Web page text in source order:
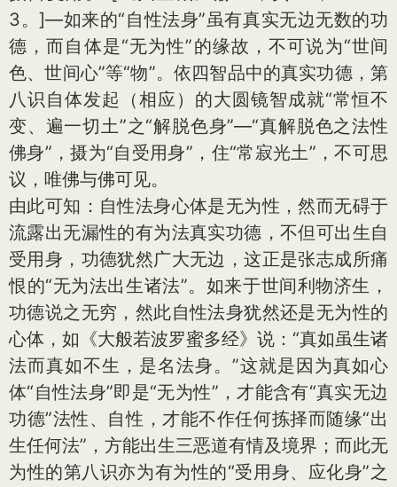
3。]—如来的“自性法身”虽有真实无边无数的功
德，而自体是“无为性”的缘故，不可说为“世间
色、世间心”等“物”。依四智品中的真实功德，第
八识自体发起（相应）的大圆镜智成就“常恒不
变、遍一切土”之“解脱色身”—“真解脱色之法性
佛身”，摄为“自受用身”，住“常寂光土”，不可思
议，唯佛与佛可见。
由此可知：自性法身心体是无为性，然而无碍于
流露出无漏性的有为法真实功德，不但可出生自
受用身，功德犹然广大无边，这正是张志成所痛
恨的“无为法出生诸法”。如来于世间利物济生，
功德说之无穷，然此自性法身犹然还是无为性的
心体，如《大般若波罗蜜多经》说：“真如虽生诸
法而真如不生，是名法身。”这就是因为真如心
体“自性法身”即是“无为性”，才能含有“真实无边
功德”法性、自性，才能不作任何拣择而随缘“出
生任何法”，方能出生三恶道有情及境界；而此无
为性的第八识亦为有为性的“受用身、应化身”之